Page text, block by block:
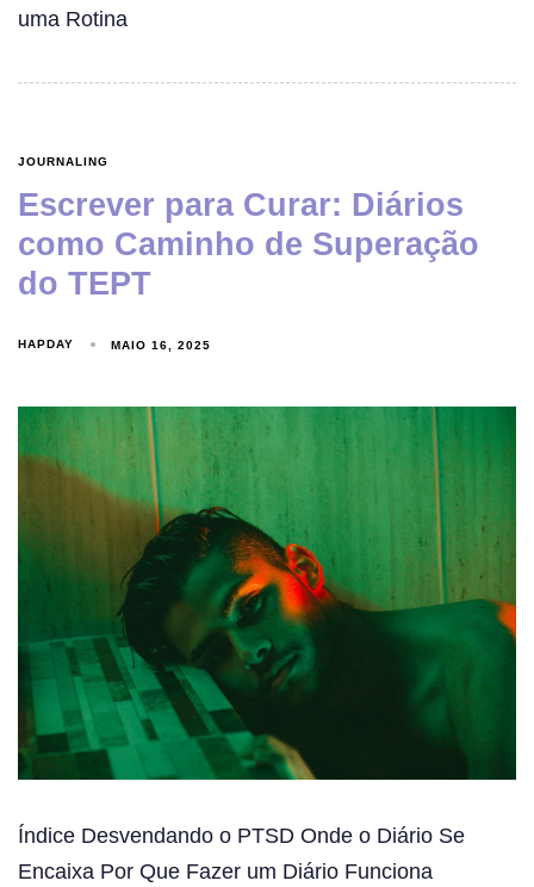
uma Rotina
JOURNALING
Escrever para Curar: Diários
como Caminho de Superação
do TEPT
HAPDAY MAIO 16, 2025
Índice Desvendando o PTSD Onde o Diário Se
Encaixa Por Que Fazer um Diário Funciona